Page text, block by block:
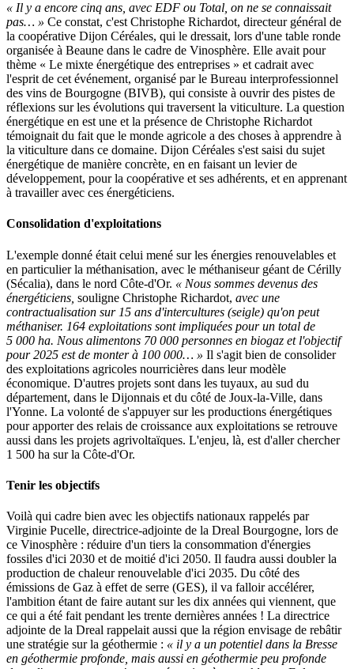
« Il y a encore cinq ans, avec EDF ou Total, on ne se connaissait
pas… » Ce constat, c'est Christophe Richardot, directeur général de
la coopérative Dijon Céréales, qui le dressait, lors d'une table ronde
organisée à Beaune dans le cadre de Vinosphère. Elle avait pour
thème « Le mixte énergétique des entreprises » et cadrait avec
l'esprit de cet événement, organisé par le Bureau interprofessionnel
des vins de Bourgogne (BIVB), qui consiste à ouvrir des pistes de
réflexions sur les évolutions qui traversent la viticulture. La question
énergétique en est une et la présence de Christophe Richardot
témoignait du fait que le monde agricole a des choses à apprendre à
la viticulture dans ce domaine. Dijon Céréales s'est saisi du sujet
énergétique de manière concrète, en en faisant un levier de
développement, pour la coopérative et ses adhérents, et en apprenant
à travailler avec ces énergéticiens.
Consolidation d'exploitations
L'exemple donné était celui mené sur les énergies renouvelables et
en particulier la méthanisation, avec le méthaniseur géant de Cérilly
(Sécalia), dans le nord Côte-d'Or. « Nous sommes devenus des
énergéticiens, souligne Christophe Richardot, avec une
contractualisation sur 15 ans d'intercultures (seigle) qu'on peut
méthaniser. 164 exploitations sont impliquées pour un total de
5 000 ha. Nous alimentons 70 000 personnes en biogaz et l'objectif
pour 2025 est de monter à 100 000… » Il s'agit bien de consolider
des exploitations agricoles nourricières dans leur modèle
économique. D'autres projets sont dans les tuyaux, au sud du
département, dans le Dijonnais et du côté de Joux-la-Ville, dans
l'Yonne. La volonté de s'appuyer sur les productions énergétiques
pour apporter des relais de croissance aux exploitations se retrouve
aussi dans les projets agrivoltaïques. L'enjeu, là, est d'aller chercher
1 500 ha sur la Côte-d'Or.
Tenir les objectifs
Voilà qui cadre bien avec les objectifs nationaux rappelés par
Virginie Pucelle, directrice-adjointe de la Dreal Bourgogne, lors de
ce Vinosphère : réduire d'un tiers la consommation d'énergies
fossiles d'ici 2030 et de moitié d'ici 2050. Il faudra aussi doubler la
production de chaleur renouvelable d'ici 2035. Du côté des
émissions de Gaz à effet de serre (GES), il va falloir accélérer,
l'ambition étant de faire autant sur les dix années qui viennent, que
ce qui a été fait pendant les trente dernières années ! La directrice
adjointe de la Dreal rappelait aussi que la région envisage de rebâtir
une stratégie sur la géothermie : « il y a un potentiel dans la Bresse
en géothermie profonde, mais aussi en géothermie peu profonde